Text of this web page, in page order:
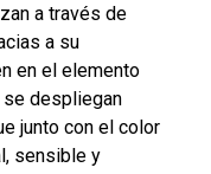
a través de
a su
en el elemento
se despliegan
junto con el color
sensible y